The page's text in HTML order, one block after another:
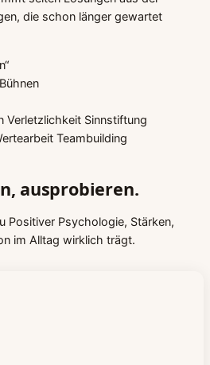
die schon länger gewartet
Verletzlichkeit Sinnstiftung
Teambuilding
ausprobieren.
Positiver Psychologie, Stärken,
im Alltag wirklich trägt.